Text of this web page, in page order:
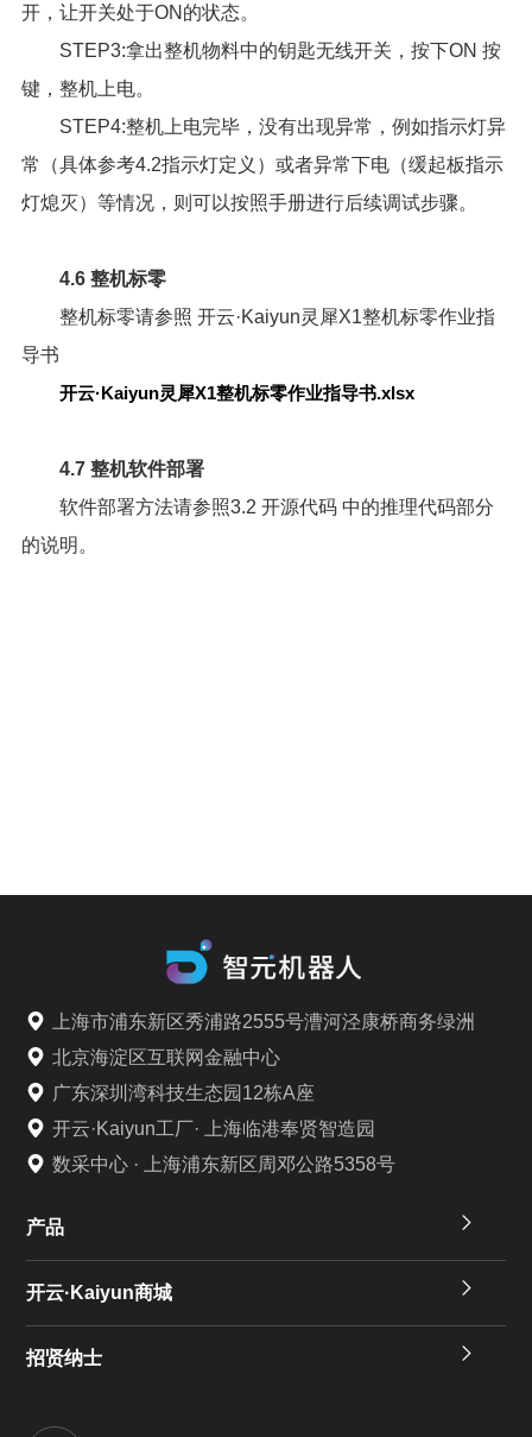
开，让开关处于ON的状态。
STEP3:拿出整机物料中的钥匙无线开关，按下ON 按
键，整机上电。
STEP4:整机上电完毕，没有出现异常，例如指示灯异
常（具体参考4.2指示灯定义）或者异常下电（缓起板指示
灯熄灭）等情况，则可以按照手册进行后续调试步骤。
4.6 整机标零
整机标零请参照 开云·Kaiyun灵犀X1整机标零作业指
导书
开云·Kaiyun灵犀X1整机标零作业指导书.xlsx
4.7 整机软件部署
软件部署方法请参照3.2 开源代码中的推理代码部分
的说明。
上海市浦东新区秀浦路2555号漕河泾康桥商务绿洲
北京海淀区互联网金融中心
广东深圳湾科技生态园12栋A座
开云·Kaiyun工厂· 上海临港奉贤智造园
数采中心 · 上海浦东新区周邓公路5358号
产品
开云·Kaiyun商城
招贤纳士